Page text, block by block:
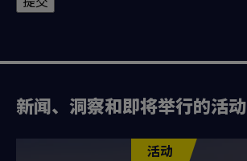
新闻、洞察和即将举行的活动
活动